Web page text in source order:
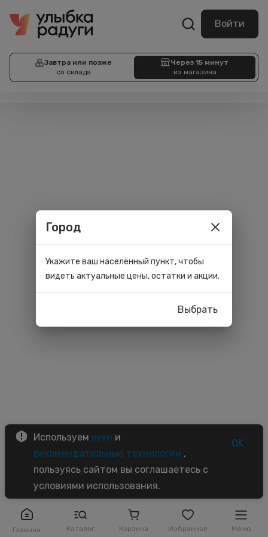
Войти
Завтра или позже
со склада
Через 15 минут
из магазина
Главная Каталог Корзина Избранное Меню
Используем куки и
рекомендательные технологии ,
пользуясь сайтом вы соглашаетесь с
условиями использования.
OK
Город
Укажите ваш населённый пункт, чтобы
видеть актуальные цены, остатки и акции.
Выбрать